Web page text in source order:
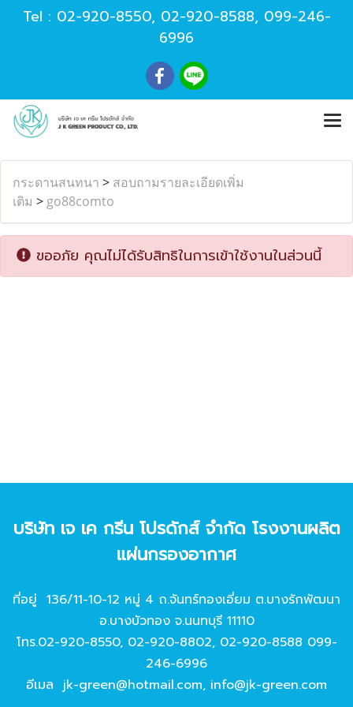
Tel : 02-920-8550, 02-920-8588, 099-246-
6996
กระดานสนทนา > สอบถามรายละเอียดเพิ่ม
เติม > go88comto
ขออภัย คุณไม่ได้รับสิทธิในการเข้าใช้งานในส่วนนี้
บริษัท เจ เค กรีน โปรดักส์ จํากัด โรงงานผลิต
แผ่นกรองอากาศ
ที่อยู่ 136/11-10-12 หมู่ 4 ถ.จันทร์ทองเอี่ยม ต.บางรักพัฒนา
อ.บางบัวทอง จ.นนทบุรี 11110
โทร.02-920-8550, 02-920-8802, 02-920-8588 099-
246-6996
อีเมล jk-green@hotmail.com, info@jk-green.com